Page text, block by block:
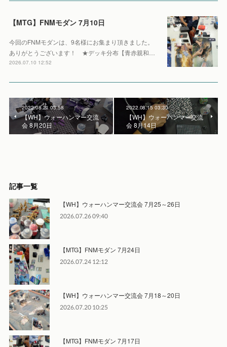
【MTG】FNMモダン 7月10日
今回のFNMモダンは、9名様にお集まり頂きました。
ありがとうございます！ ★デッキ分布【青赤親和…
2026.07.10 12:52
2022.08.21 03:58
【WH】ウォーハンマー交流
会 8月20日
2022.08.15 03:30
【WH】ウォーハンマー交流
会 8月14日
記事一覧
【WH】ウォーハンマー交流会 7月25～26日
2026.07.26 09:40
【MTG】FNMモダン 7月24日
2026.07.24 12:12
【WH】ウォーハンマー交流会 7月18～20日
2026.07.20 10:25
【MTG】FNMモダン 7月17日